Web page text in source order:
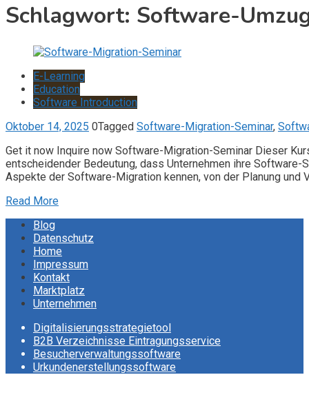
Schlagwort: Software-
E-Learning
Education
Software Introduction
Oktober 14, 2025 0Tagged Software-Migration-Seminar,
Get it now Inquire now Software-Migration-Seminar Dieser
entscheidender Bedeutung, dass Unternehmen ihre
Aspekte der Software-Migration kennen, von der Planung und
Read More
Blog
Datenschutz
Home
Impressum
Kontakt
Marktplatz
Unternehmen
Digitalisierungsstrategietool
B2B Verzeichnisse Eintragungsservice
Besucherverwaltungssoftware
Urkundenerstellungssoftware